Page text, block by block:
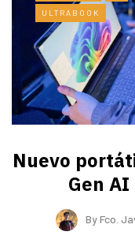
ULTRABOOK
Nuevo
Gen
ByFco.